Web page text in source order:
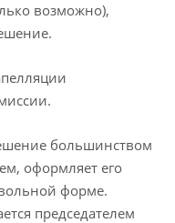
возможно),
большинством
оформляет его
форме.
председателем